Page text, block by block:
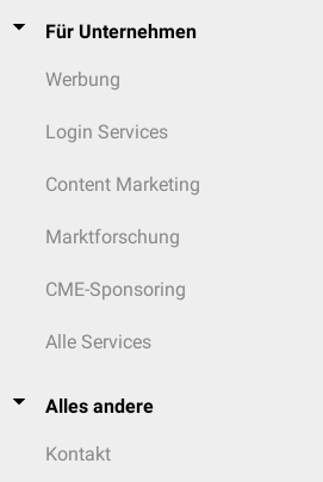
Für Unternehmen
Werbung
Login Services
Content Marketing
Marktforschung
CME-Sponsoring
Alle Services
Alles andere
Kontakt